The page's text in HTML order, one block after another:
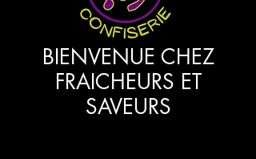
BIENVENUE CHEZ
FRAICHEURS ET
SAVEURS